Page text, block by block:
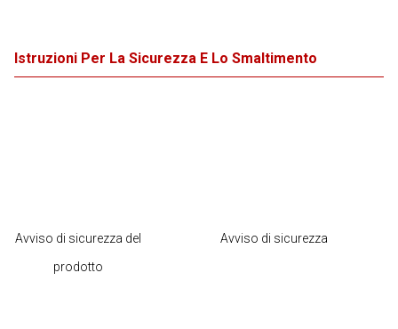
Istruzioni Per La Sicurezza E Lo Smaltimento
Avviso di sicurezza del
prodotto
Avviso di sicurezza